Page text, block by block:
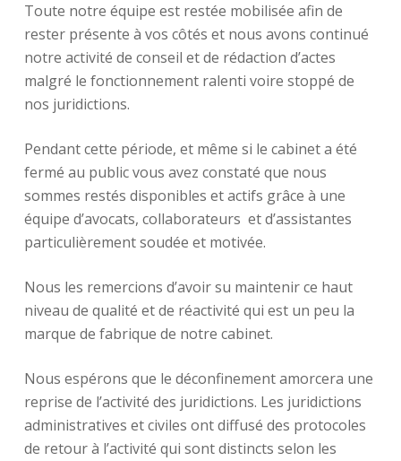
Toute notre équipe est restée mobilisée afin de
rester présente à vos côtés et nous avons continué
notre activité de conseil et de rédaction d’actes
malgré le fonctionnement ralenti voire stoppé de
nos juridictions.
Pendant cette période, et même si le cabinet a été
fermé au public vous avez constaté que nous
sommes restés disponibles et actifs grâce à une
équipe d’avocats, collaborateurs et d’assistantes
particulièrement soudée et motivée.
Nous les remercions d’avoir su maintenir ce haut
niveau de qualité et de réactivité qui est un peu la
marque de fabrique de notre cabinet.
Nous espérons que le déconfinement amorcera une
reprise de l’activité des juridictions. Les juridictions
administratives et civiles ont diffusé des protocoles
de retour à l’activité qui sont distincts selon les